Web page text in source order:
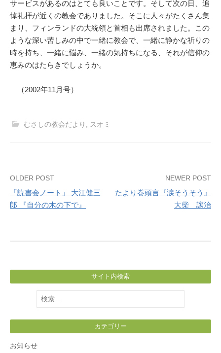
サービスがあるのはとても良いことです。そして次の日、追
悼礼拝が近くの教会でありました。そこに人々がたくさん集
まり、フィンランドの大統領と首相も出席されました。この
ような深い苦しみの中で一緒に教会で、一緒に静かな祈りの
時を持ち、一緒に悩み、一緒の気持ちになる、それが信仰の
恵みのはたらきでしょうか。
（2002年11月号）
むさしの教会だより スオミ
Post
navigation
OLDER POST
「読書会ノート」 大江健三
郎 『自分の木の下で』
NEWER POST
たより巻頭言『涙そうそう』
大柴 譲治
サイト内検索
検
索:
カテゴリー
お知らせ